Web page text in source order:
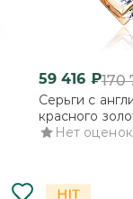
59 416 ₽170
Серьги с
красного
Нет оценок